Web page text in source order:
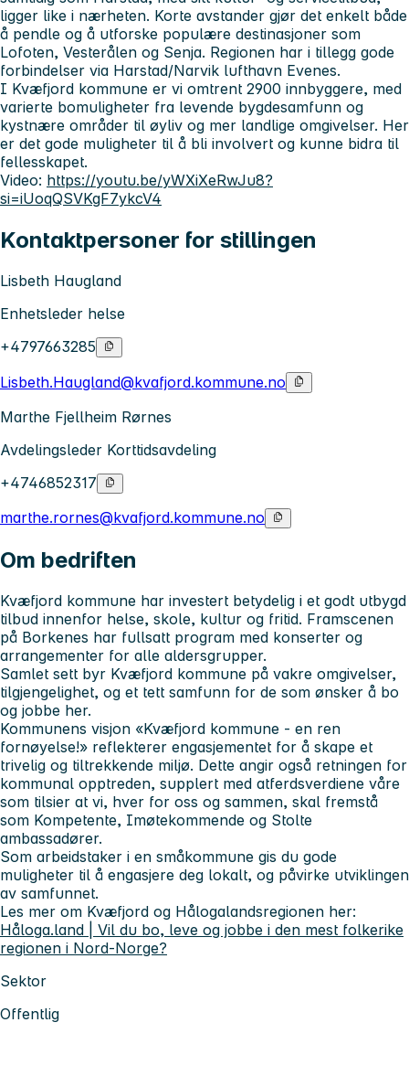
ligger like i nærheten. Korte avstander gjør det enkelt både
å pendle og å utforske populære destinasjoner som
Lofoten, Vesterålen og Senja. Regionen har i tillegg gode
forbindelser via Harstad/Narvik lufthavn Evenes.
I Kvæfjord kommune er vi omtrent 2900 innbyggere, med
varierte bomuligheter fra levende bygdesamfunn og
kystnære områder til øyliv og mer landlige omgivelser. Her
er det gode muligheter til å bli involvert og kunne bidra til
fellesskapet.
Video: https://youtu.be/yWXiXeRwJu8?
si=iUoqQSVKgF7ykcV4
Kontaktpersoner for stillingen
Lisbeth Haugland
Enhetsleder helse
+4797663285
Lisbeth.Haugland@kvafjord.kommune.no
Marthe Fjellheim Rørnes
Avdelingsleder Korttidsavdeling
+4746852317
marthe.rornes@kvafjord.kommune.no
Om bedriften
Kvæfjord kommune har investert betydelig i et godt utbygd
tilbud innenfor helse, skole, kultur og fritid. Framscenen
på Borkenes har fullsatt program med konserter og
arrangementer for alle aldersgrupper.
Samlet sett byr Kvæfjord kommune på vakre omgivelser,
tilgjengelighet, og et tett samfunn for de som ønsker å bo
og jobbe her.
Kommunens visjon «Kvæfjord kommune - en ren
fornøyelse!» reflekterer engasjementet for å skape et
trivelig og tiltrekkende miljø. Dette angir også retningen for
kommunal opptreden, supplert med atferdsverdiene våre
som tilsier at vi, hver for oss og sammen, skal fremstå
som Kompetente, Imøtekommende og Stolte
ambassadører.
Som arbeidstaker i en småkommune gis du gode
muligheter til å engasjere deg lokalt, og påvirke utviklingen
av samfunnet.
Les mer om Kvæfjord og Hålogalandsregionen her:
Håloga.land | Vil du bo, leve og jobbe i den mest folkerike
regionen i Nord-Norge?
Sektor
Offentlig